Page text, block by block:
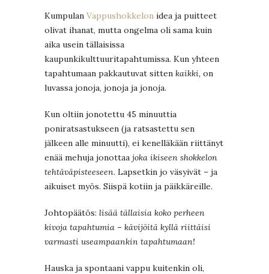
Kumpulan Vappushokkelon idea ja puitteet
olivat ihanat, mutta ongelma oli sama kuin
aika usein tällaisissa
kaupunkikulttuuritapahtumissa. Kun yhteen
tapahtumaan pakkautuvat sitten kaikki, on
luvassa jonoja, jonoja ja jonoja.
Kun oltiin jonotettu 45 minuuttia
poniratsastukseen (ja ratsastettu sen
jälkeen alle minuutti), ei kenelläkään riittänyt
enää mehuja jonottaa joka ikiseen shokkelon
tehtäväpisteeseen. Lapsetkin jo väsyivät – ja
aikuiset myös. Siispä kotiin ja päikkäreille.
Johtopäätös: lisää tällaisia koko perheen
kivoja tapahtumia – kävijöitä kyllä riittäisi
varmasti useampaankin tapahtumaan!
Hauska ja spontaani vappu kuitenkin oli,